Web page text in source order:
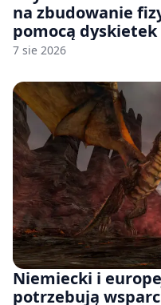
na zbudowanie
pomocą dyskietek
7 sie 2026
Niemiecki i
potrzebują